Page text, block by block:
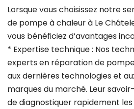
Lorsque vous choisissez notre
de pompe à chaleur à Le
vous bénéficiez d’avantages
* Expertise technique : Nos
experts en réparation de
aux dernières technologies et
marques du marché. Leur
de diagnostiquer rapidement